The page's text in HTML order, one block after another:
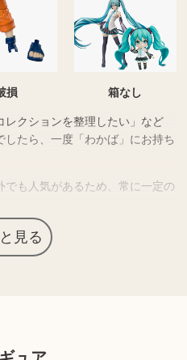
損 箱なし
レクションを整理したい」など
たら、一度「わかば」にお持ち
も人気があるため、常に一定の
限定品など入手困難な商品は需要
あります。
見る